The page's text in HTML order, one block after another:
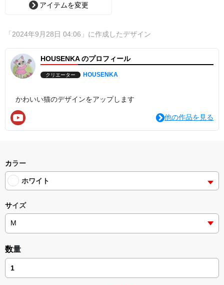
アイテムを変更
「2024年9月28日 04:06」に作成したデザイン
HOUSENKA のプロフィール
クリエーター HOUSENKA
かわいい猫のデザインをアップします
他の作品を見る
カラー
ホワイト
サイズ
数量